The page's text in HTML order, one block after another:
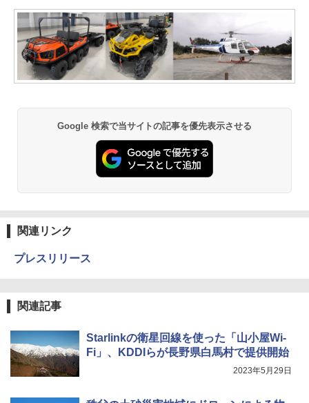
Google 検索で当サイトの記事を優先表示させる
関連リンク
プレスリリース
関連記事
Starlinkの衛星回線を使った「山小屋Wi-
Fi」、KDDIらが長野県白馬村で提供開始
2023年5月29日